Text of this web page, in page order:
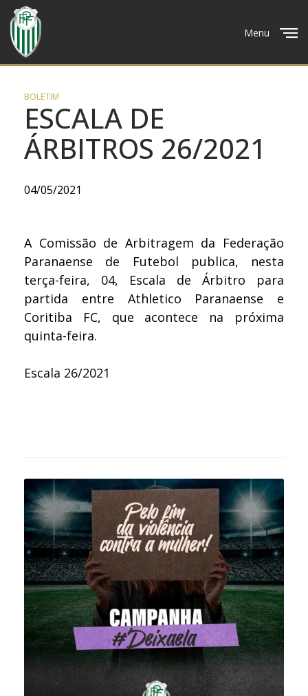
Menu
BOLETIM
ESCALA DE
ÁRBITROS 26/2021
04/05/2021
A Comissão de Arbitragem da Federação
Paranaense de Futebol publica, nesta
terça-feira, 04, Escala de Árbitro para
partida entre Athletico Paranaense e
Coritiba FC, que acontece na próxima
quinta-feira.
Escala 26/2021